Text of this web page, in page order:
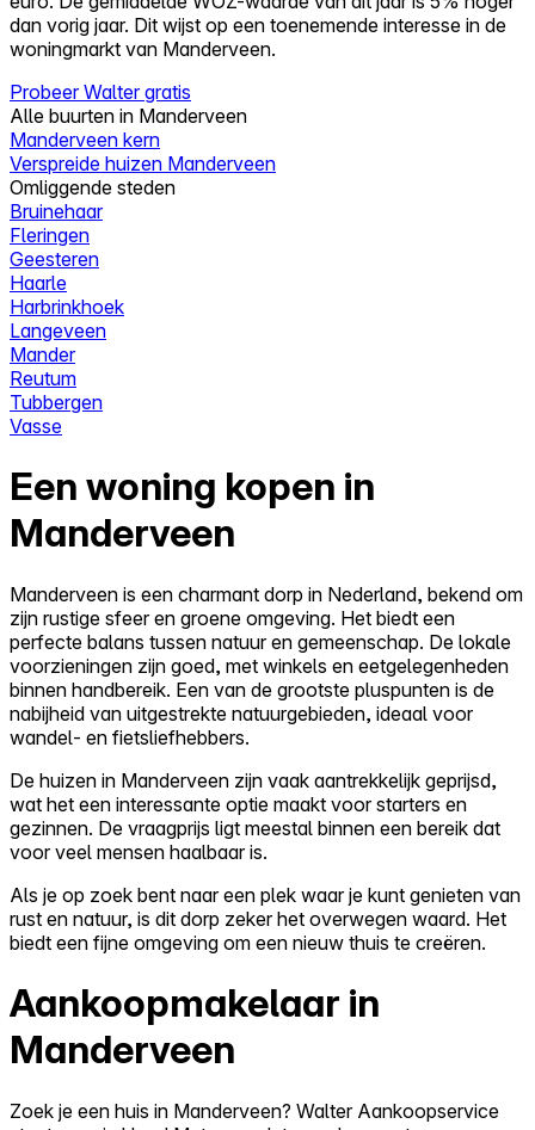
dan vorig jaar. Dit wijst op een toenemende interesse in de
woningmarkt van Manderveen.
Probeer Walter gratis
Alle buurten in Manderveen
Manderveen kern
Verspreide huizen Manderveen
Omliggende steden
Bruinehaar
Fleringen
Geesteren
Haarle
Harbrinkhoek
Langeveen
Mander
Reutum
Tubbergen
Vasse
Een woning kopen in
Manderveen
Manderveen is een charmant dorp in Nederland, bekend om
zijn rustige sfeer en groene omgeving. Het biedt een
perfecte balans tussen natuur en gemeenschap. De lokale
voorzieningen zijn goed, met winkels en eetgelegenheden
binnen handbereik. Een van de grootste pluspunten is de
nabijheid van uitgestrekte natuurgebieden, ideaal voor
wandel- en fietsliefhebbers.
De huizen in Manderveen zijn vaak aantrekkelijk geprijsd,
wat het een interessante optie maakt voor starters en
gezinnen. De vraagprijs ligt meestal binnen een bereik dat
voor veel mensen haalbaar is.
Als je op zoek bent naar een plek waar je kunt genieten van
rust en natuur, is dit dorp zeker het overwegen waard. Het
biedt een fijne omgeving om een nieuw thuis te creëren.
Aankoopmakelaar in
Manderveen
Zoek je een huis in Manderveen? Walter Aankoopservice